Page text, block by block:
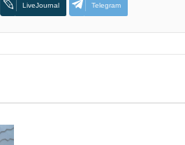
LiveJournal Telegram